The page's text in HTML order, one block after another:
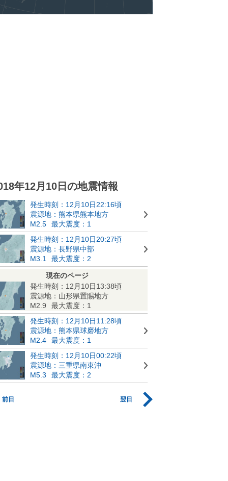
年12月10日の地震情報
発生時刻：12月10日22:16頃
震源地：熊本県熊本地方
M2.5
最大震度：1
発生時刻：12月10日20:27頃
震源地：長野県中部
M3.1
最大震度：2
現在のページ
発生時刻：12月10日13:38頃
震源地：山形県置賜地方
M2.9
最大震度：1
発生時刻：12月10日11:28頃
震源地：熊本県球磨地方
M2.4
最大震度：1
発生時刻：12月10日00:22頃
震源地：三重県南東沖
M5.3
最大震度：2
前日 翌日